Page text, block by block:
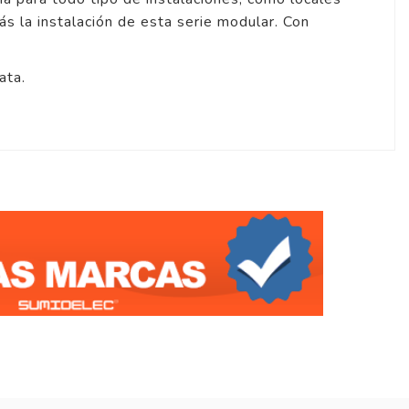
la instalación de esta serie modular. Con